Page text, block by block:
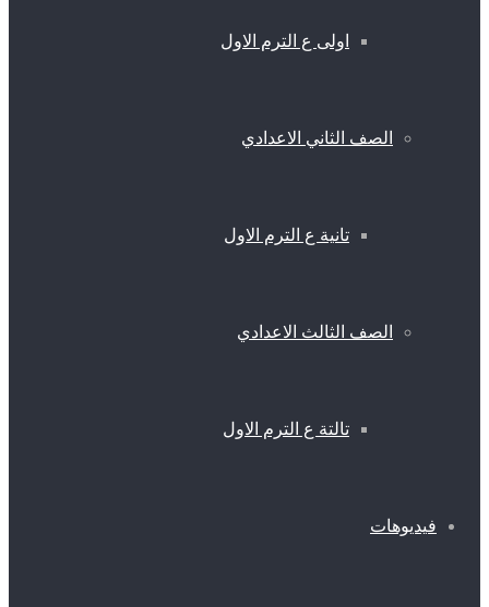
اولى ع الترم الاول
الصف الثاني الاعدادي
تانية ع الترم الاول
الصف الثالث الاعدادي
تالتة ع الترم الاول
فيديوهات